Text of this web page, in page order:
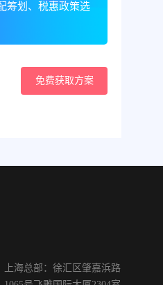
筹划、税惠政策选
免费获取方案
上海总部：徐汇区肇嘉浜路